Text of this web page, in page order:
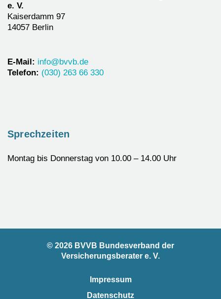
e. V.
Kaiserdamm 97
14057 Berlin
E-Mail: info@bvvb.de
Telefon: (030) 263 66 330
Sprechzeiten
Montag bis Donnerstag von 10.00 – 14.00 Uhr
© 2026 BVVB Bundesverband der
Versicherungsberater e. V.
Impressum
Datenschutz